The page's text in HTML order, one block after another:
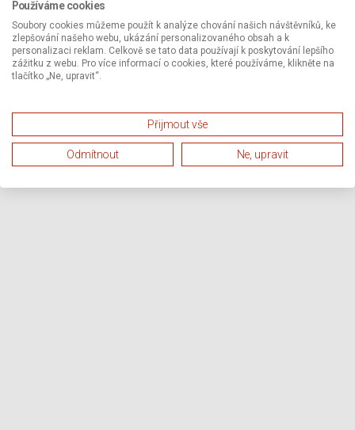
Používáme cookies
Soubory cookies můžeme použít k analýze chování našich návštěvníků, ke
zlepšování našeho webu, ukázání personalizovaného obsah a k
personalizaci reklam. Celkově se tato data používají k poskytování lepšího
zážitku z webu. Pro více informací o cookies, které používáme, klikněte na
tlačítko „Ne, upravit“.
Přijmout vše
Odmítnout Ne, upravit